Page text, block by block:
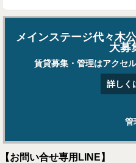
メインステージ代々木
大募
賃貸募集・管理はアクセ
詳しく
管
【お問い合せ専用LINE】